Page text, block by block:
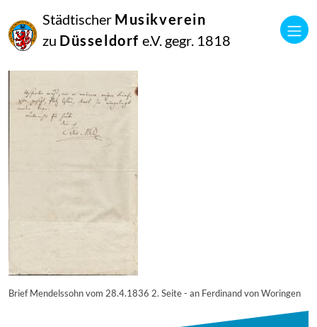
Städtischer Musikverein
zu Düsseldorf e.V. gegr. 1818
Februar
2018
Netkotec
Brief Mendelssohn vom 28.4.1836 2. Seite - an Ferdinand von Woringen